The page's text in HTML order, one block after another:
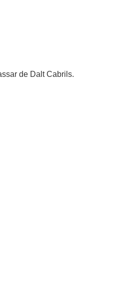
de Dalt Cabrils.